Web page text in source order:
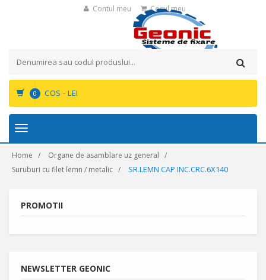
Contul meu Cosul meu
0 COS - LEI
Toggle
Home
Organe de asamblare uz general
Suruburi cu filet lemn / metalic
SR.LEMN CAP INC.CRC.6X140
PROMOTII
NEWSLETTER GEONIC